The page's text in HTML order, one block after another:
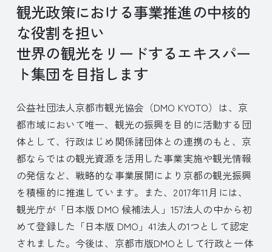
観光政策における事業推進の中核的
な役割を担い
世界の観光をリードするエキスパー
ト集団を目指します
公益社団法人京都市観光協会（DMO KYOTO）は、京
都市域において唯一、観光の振興を目的に活動する団
体として、行政はじめ関係諸団体との連携のもと、京
都ならではの観光資源を活用した事業実施や観光情報
の発信など、戦略的な事業展開により京都の観光振興
を積極的に推進しています。また、2017年11月には、
観光庁が「日本版 DMO 候補法人」157法人の中から初
めて登録した「日本版 DMO」41法人の1つとして認定
されました。今後は、京都市版DMOとして行政と一体